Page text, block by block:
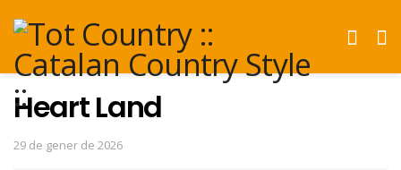
Heart Land
29 de gener de 2026